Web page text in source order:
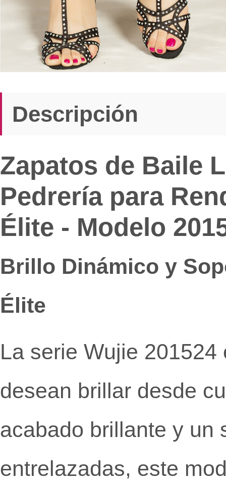
Descripción
Zapatos de Baile
Pedrería para
Élite - Modelo
Brillo Dinámico y
Élite
La serie Wujie
desean brillar desde
acabado brillante y un
entrelazadas, este